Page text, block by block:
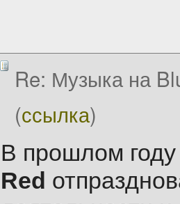
Re: Музыка на
(ссылка)
В прошлом году
Red